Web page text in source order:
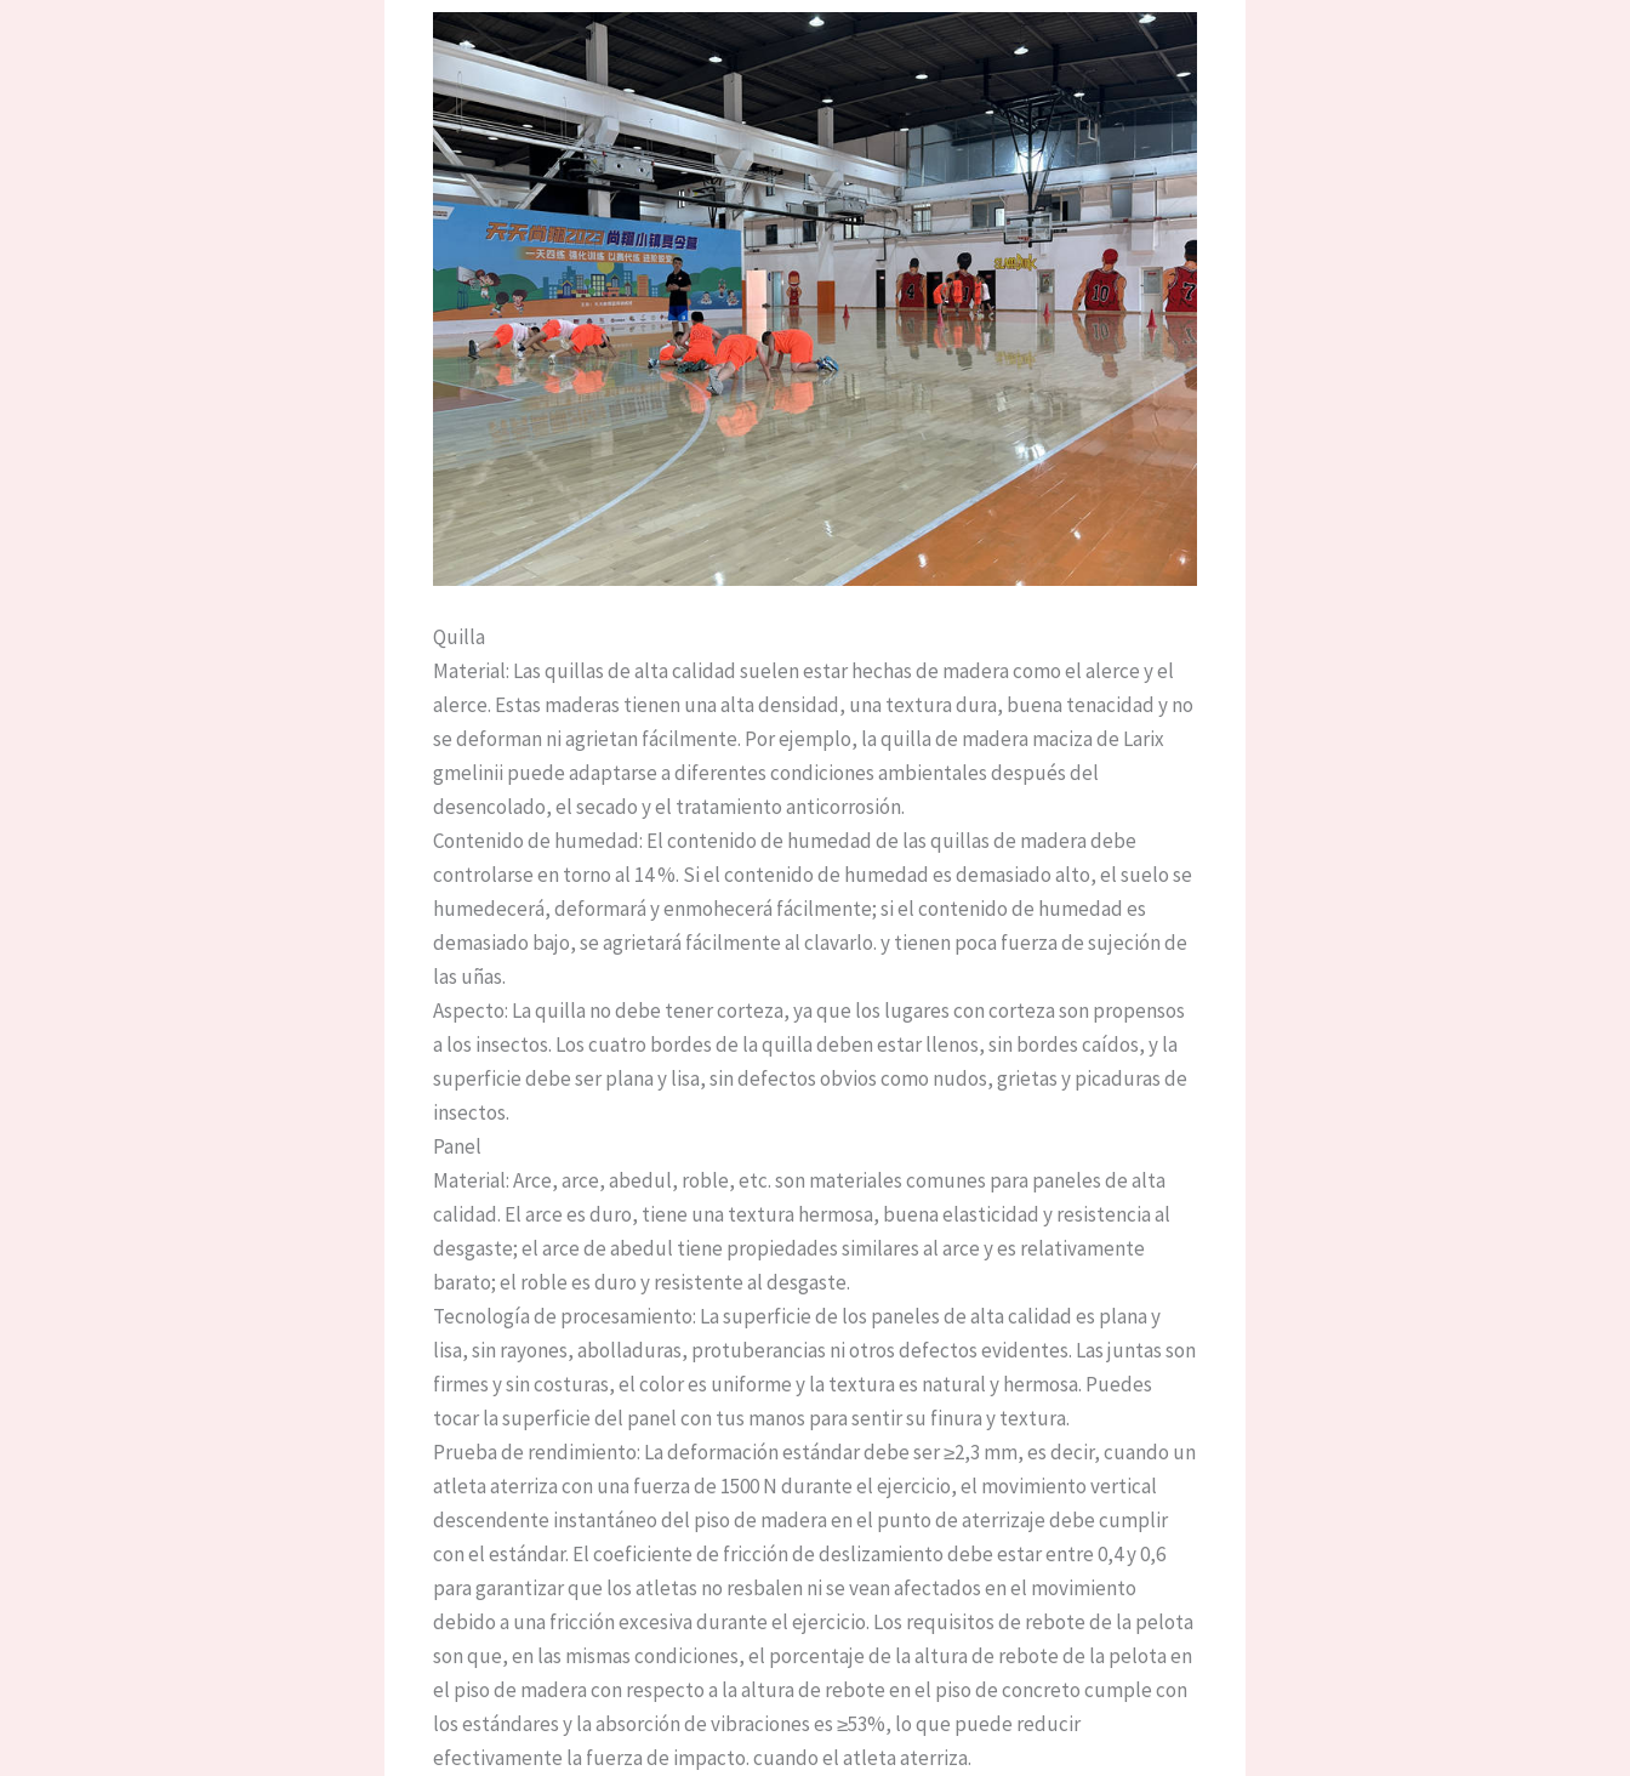
Quilla
Material: Las quillas de alta calidad suelen estar hechas de madera como el alerce y el
alerce. Estas maderas tienen una alta densidad, una textura dura, buena tenacidad y no
se deforman ni agrietan fácilmente. Por ejemplo, la quilla de madera maciza de Larix
gmelinii puede adaptarse a diferentes condiciones ambientales después del
desencolado, el secado y el tratamiento anticorrosión.
Contenido de humedad: El contenido de humedad de las quillas de madera debe
controlarse en torno al 14 %. Si el contenido de humedad es demasiado alto, el suelo se
humedecerá, deformará y enmohecerá fácilmente; si el contenido de humedad es
demasiado bajo, se agrietará fácilmente al clavarlo. y tienen poca fuerza de sujeción de
las uñas.
Aspecto: La quilla no debe tener corteza, ya que los lugares con corteza son propensos
a los insectos. Los cuatro bordes de la quilla deben estar llenos, sin bordes caídos, y la
superficie debe ser plana y lisa, sin defectos obvios como nudos, grietas y picaduras de
insectos.
Panel
Material: Arce, arce, abedul, roble, etc. son materiales comunes para paneles de alta
calidad. El arce es duro, tiene una textura hermosa, buena elasticidad y resistencia al
desgaste; el arce de abedul tiene propiedades similares al arce y es relativamente
barato; el roble es duro y resistente al desgaste.
Tecnología de procesamiento: La superficie de los paneles de alta calidad es plana y
lisa, sin rayones, abolladuras, protuberancias ni otros defectos evidentes. Las juntas son
firmes y sin costuras, el color es uniforme y la textura es natural y hermosa. Puedes
tocar la superficie del panel con tus manos para sentir su finura y textura.
Prueba de rendimiento: La deformación estándar debe ser ≥2,3 mm, es decir, cuando un
atleta aterriza con una fuerza de 1500 N durante el ejercicio, el movimiento vertical
descendente instantáneo del piso de madera en el punto de aterrizaje debe cumplir
con el estándar. El coeficiente de fricción de deslizamiento debe estar entre 0,4 y 0,6
para garantizar que los atletas no resbalen ni se vean afectados en el movimiento
debido a una fricción excesiva durante el ejercicio. Los requisitos de rebote de la pelota
son que, en las mismas condiciones, el porcentaje de la altura de rebote de la pelota en
el piso de madera con respecto a la altura de rebote en el piso de concreto cumple con
los estándares y la absorción de vibraciones es ≥53%, lo que puede reducir
efectivamente la fuerza de impacto. cuando el atleta aterriza.